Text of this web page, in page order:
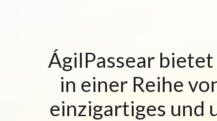
ÁgilPassear
in einer Reihe
einzigartiges und